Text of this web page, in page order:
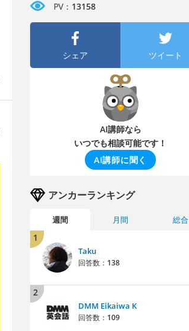
PV： 13158
シェア ツイート
AI講師なら
いつでも相談可能です！
AI講師に聞く
アンカーランキング
週間 月間 総合
1
Taku
回答数： 138
2
DMM Eikaiwa K
回答数： 109